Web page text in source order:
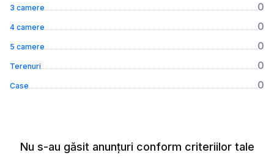
3 camere 0
4 camere 0
5 camere 0
Terenuri 0
Case 0
Nu s-au găsit anunțuri conform criteriilor tale